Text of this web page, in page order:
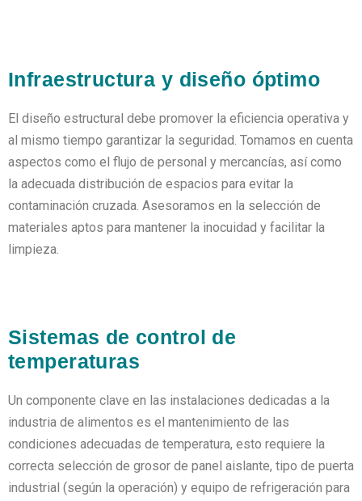
Infraestructura y diseño óptimo
El diseño estructural debe promover la eficiencia operativa y
al mismo tiempo garantizar la seguridad. Tomamos en cuenta
aspectos como el flujo de personal y mercancías, así como
la adecuada distribución de espacios para evitar la
contaminación cruzada. Asesoramos en la selección de
materiales aptos para mantener la inocuidad y facilitar la
limpieza.
Sistemas de control de
temperaturas
Un componente clave en las instalaciones dedicadas a la
industria de alimentos es el mantenimiento de las
condiciones adecuadas de temperatura, esto requiere la
correcta selección de grosor de panel aislante, tipo de puerta
industrial (según la operación) y equipo de refrigeración para